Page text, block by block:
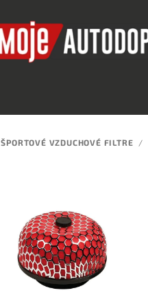
ŠPORTOVÉ VZDUCHOVÉ FILTRE /